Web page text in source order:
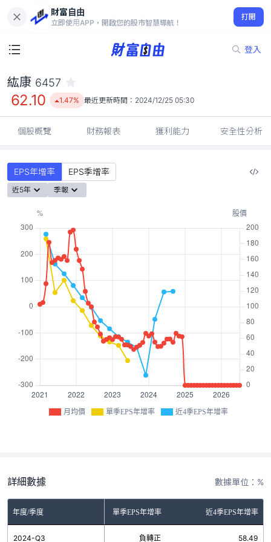
財富自由
立即使用APP，開啟您的股市智慧導航！
打開
登入
62.10
1.47%
紘康 6457
62.10 1.47% 最近更新時間： 2024/12/25 05:30
個股概覽 財務報表 獲利能力 安全性分析
EPS年增率 EPS季增率
近5年 季報
月均價 單季EPS年增率 近4季EPS年增率
詳細數據 數據單位：%
年度/季度 單季EPS年增率 近4季EPS年增率
2024-Q3 負轉正 58.49